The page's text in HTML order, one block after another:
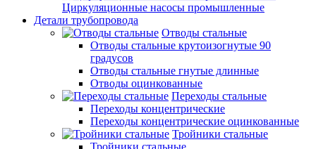
Циркуляционные насосы промышленные
Детали трубопровода
Отводы стальные
Отводы стальные крутоизогнутые 90
градусов
Отводы стальные гнутые длинные
Отводы оцинкованные
Переходы стальные
Переходы концентрические
Переходы концентрические оцинкованные
Тройники стальные
Тройники стальные